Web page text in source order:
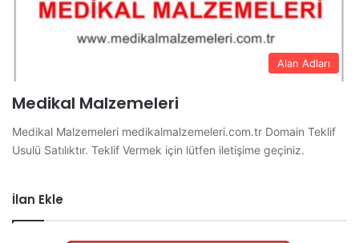
Alan Adları
Medikal Malzemeleri
Medikal Malzemeleri medikalmalzemeleri.com.tr Domain Teklif
Usulü Satılıktır. Teklif Vermek için lütfen iletişime geçiniz.
İlan Ekle